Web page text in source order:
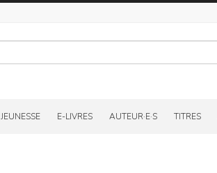
JEUNESSE E-LIVRES AUTEUR·E·S TITRES